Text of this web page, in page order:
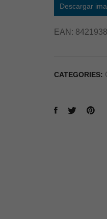
Descargar
EAN:
CATEGORIES: